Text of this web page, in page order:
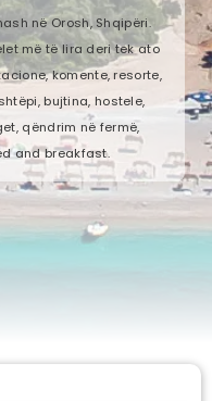
në Orosh, Shqipëri.
më të lira deri tek ato
komente, resorte,
bujtina, hostele,
qëndrim në fermë,
and breakfast.